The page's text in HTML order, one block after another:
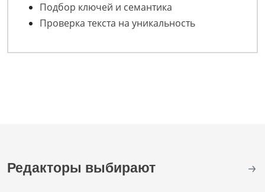
Подбор ключей и семантика
Проверка текста на уникальность
Редакторы выбирают